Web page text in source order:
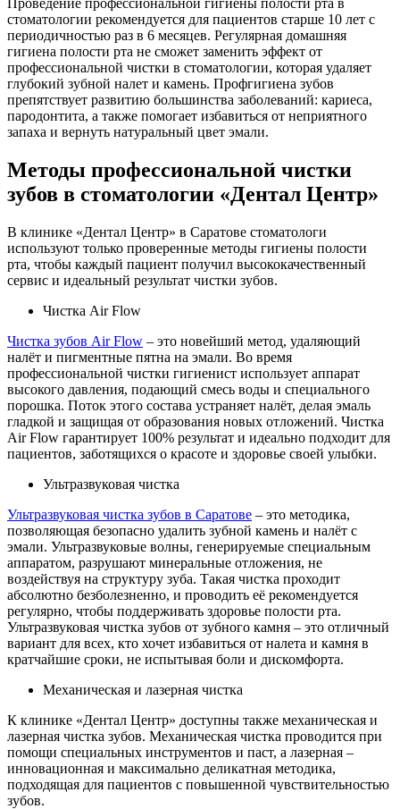
стоматологии рекомендуется для пациентов старше 10 лет с
периодичностью раз в 6 месяцев. Регулярная домашняя
гигиена полости рта не сможет заменить эффект от
профессиональной чистки в стоматологии, которая удаляет
глубокий зубной налет и камень. Профгигиена зубов
препятствует развитию большинства заболеваний: кариеса,
пародонтита, а также помогает избавиться от неприятного
запаха и вернуть натуральный цвет эмали.
Методы профессиональной чистки
зубов в стоматологии «Дентал Центр»
В клинике «Дентал Центр» в Саратове стоматологи
используют только проверенные методы гигиены полости
рта, чтобы каждый пациент получил высококачественный
сервис и идеальный результат чистки зубов.
Чистка Air Flow
Чистка зубов Air Flow – это новейший метод, удаляющий
налёт и пигментные пятна на эмали. Во время
профессиональной чистки гигиенист использует аппарат
высокого давления, подающий смесь воды и специального
порошка. Поток этого состава устраняет налёт, делая эмаль
гладкой и защищая от образования новых отложений. Чистка
Air Flow гарантирует 100% результат и идеально подходит для
пациентов, заботящихся о красоте и здоровье своей улыбки.
Ультразвуковая чистка
Ультразвуковая чистка зубов в Саратове – это методика,
позволяющая безопасно удалить зубной камень и налёт с
эмали. Ультразвуковые волны, генерируемые специальным
аппаратом, разрушают минеральные отложения, не
воздействуя на структуру зуба. Такая чистка проходит
абсолютно безболезненно, и проводить её рекомендуется
регулярно, чтобы поддерживать здоровье полости рта.
Ультразвуковая чистка зубов от зубного камня – это отличный
вариант для всех, кто хочет избавиться от налета и камня в
кратчайшие сроки, не испытывая боли и дискомфорта.
Механическая и лазерная чистка
К клинике «Дентал Центр» доступны также механическая и
лазерная чистка зубов. Механическая чистка проводится при
помощи специальных инструментов и паст, а лазерная –
инновационная и максимально деликатная методика,
подходящая для пациентов с повышенной чувствительностью
зубов.